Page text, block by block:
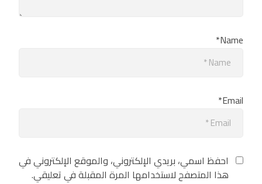
Name*
Email*
احفظ اسمي، بريدي الإلكتروني، والموقع الإلكتروني في
هذا المتصفح لاستخدامها المرة المقبلة في تعليقي.